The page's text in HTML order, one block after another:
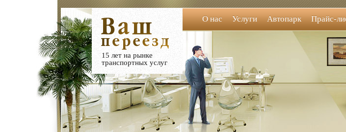
15 лет на рынке
транспортных услуг
О нас Услуги Автопарк Прайс-